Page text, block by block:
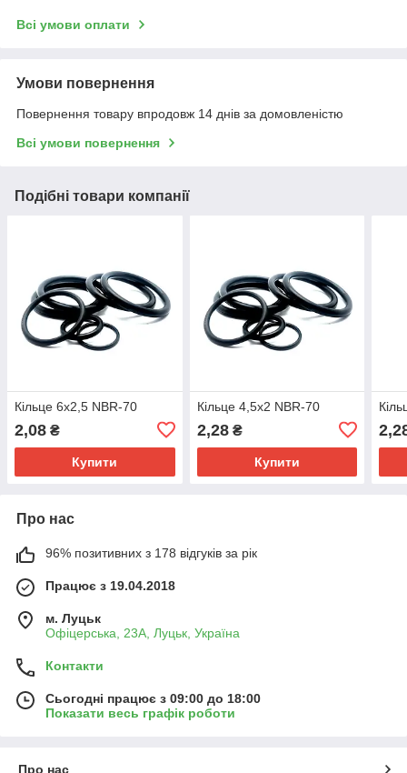
Всі умови оплати
Умови повернення
Повернення товару впродовж 14 днів за домовленістю
Всі умови повернення
Подібні товари компанії
Кільце 6х2,5 NBR-70
2,08 ₴
Купити
Кільце 4,5х2 NBR-70
2,28₴
Купити
Про нас
96% позитивних з 178 відгуків за рік
Працює з 19.04.2018
м. Луцьк
Офіцерська, 23А, Луцьк, Україна
Контакти
Сьогодні працює з 09:00 до 18:00
Показати весь графік роботи
Про нас